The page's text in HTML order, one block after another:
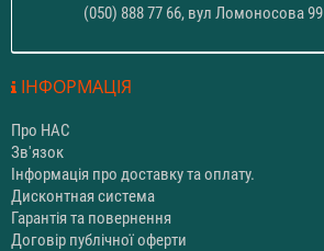
(050) 888 77 66, вул Ломоносова 99
ІНФОРМАЦІЯ
Про НАС
Зв'язок
Інформація про доставку та оплату.
Дисконтная система
Гарантія та повернення
Договір публічної оферти